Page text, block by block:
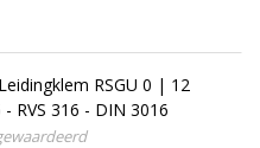
Leidingklem RSGU 0 | 12
RVS 316 - DIN 3016